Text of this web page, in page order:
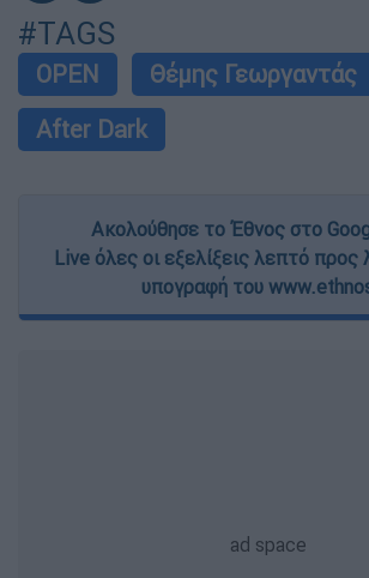
#TAGS
OPEN
Θέμης Γεωργαντάς
After Dark
Ακολούθησε το Έθνος στο
Live όλες οι εξελίξεις λεπτό προς
υπογραφή του